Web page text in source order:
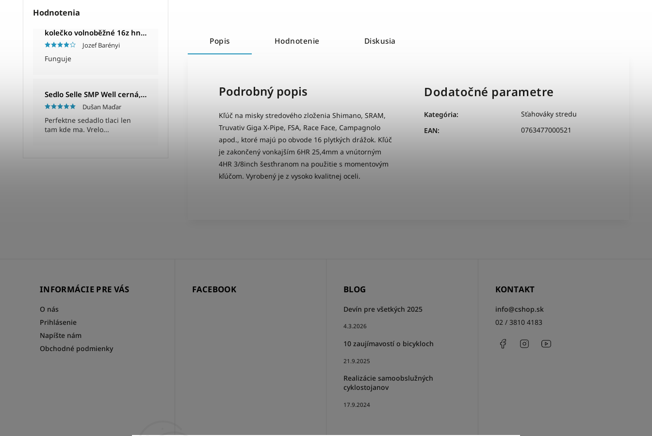
Hodnotenia
kolečko volnoběžné 16z hnědé
Jozef Barényi
Funguje
Sedlo Selle SMP Well cerná, Unisex, 280x144mm, 280g
Dušan Maďar
Perfektne sedadlo tlaci len
tam kde ma. Vrelo...
Popis Hodnotenie Diskusia
Podrobný popis
Kľúč na misky stredového zloženia Shimano, SRAM,
Truvativ Giga X-Pipe, FSA, Race Face, Campagnolo
apod., ktoré majú po obvode 16 plytkých drážok. Kľúč
je zakončený vonkajším 6HR 25,4mm a vnútorným
4HR 3/8inch šesťhranom na použitie s momentovým
kľúčom. Vyrobený je z vysoko kvalitnej oceli.
Dodatočné parametre
Kategória:
Sťahováky stredu
EAN: 0763477000521
INFORMÁCIE PRE VÁS
O nás
Prihlásenie
Napíšte nám
Obchodné podmienky
FACEBOOK BLOG
Devín pre všetkých 2025
4.3.2026
10 zaujímavostí o bicykloch
21.9.2025
Realizácie samoobslužných
cyklostojanov
17.9.2024
KONTAKT
info@cshop.sk
02 / 3810 4183
FacebookInstagram